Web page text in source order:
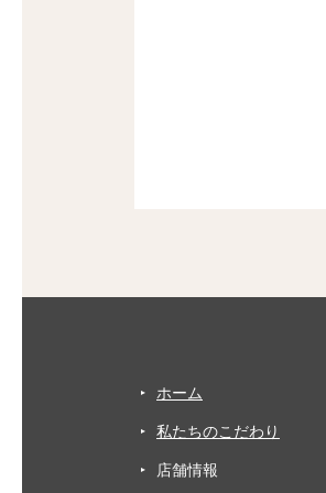
ホーム
私たちのこだわり
店舗情報